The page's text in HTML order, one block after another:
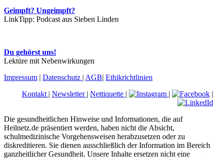
Geimpft? Ungeimpft?
LinkTipp: Podcast aus Sieben Linden
Du gehörst uns!
Lektüre mit Nebenwirkungen
Impressum | Datenschutz | AGB| Ethikrichtlinien
Kontakt | Newsletter | Nettiquette | | |
Die gesundheitlichen Hinweise und Informationen, die auf
Heilnetz.de präsentiert werden, haben nicht die Absicht,
schulmedizinische Vorgehensweisen herabzusetzen oder zu
diskreditieren. Sie dienen ausschließlich der Information im Bereich
ganzheitlicher Gesundheit. Unsere Inhalte ersetzen nicht eine